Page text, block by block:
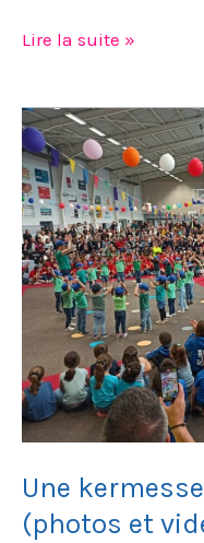
Lire la suite »
Une kermesse
(photos et
Une
kermesse
OLYMPIQUE
!
(photos
et
vidéos)